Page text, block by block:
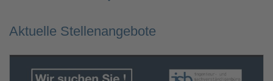
Aktuelle Stellenangebote